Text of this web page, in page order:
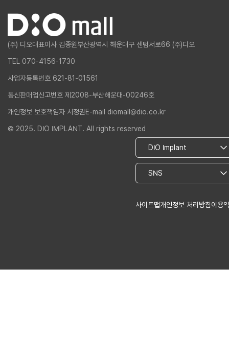
(주) 디오대표이사 김종원부산광역시 해운대구 센텀서로66 (주)디오
TEL 070-4156-1730
사업자등록번호 621-81-01561
통신판매업신고번호 제2008-부산해운대-00246호
개인정보 보호책임자 서정권 E-mail diomall@dio.co.kr
© 2025. DIO IMPLANT. All rights reserved
사이트맵개인정보 처리방침이용